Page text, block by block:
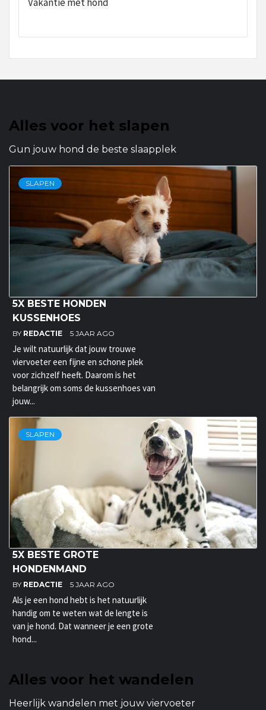
Alles voor het slapen
Gun jouw hond de beste slaapplek
SLAPEN
5X BESTE HONDEN
KUSSENHOES
BY REDACTIE 5 JAAR AGO
Je wilt natuurlijk dat jouw trouwe
viervoeter een fijne en schone plek
voor zichzelf heeft. Daarom is het
belangrijk om soms de kussenhoes van
jouw...
SLAPEN
5X BESTE GROTE
HONDENMAND
BY REDACTIE 5 JAAR AGO
Als je een hond hebt is het natuurlijk
handig om te weten wat de lengte is
van je hond. Dat wanneer je een grote
hond...
Alles voor het wandelen
Heerlijk wandelen met jouw viervoeter